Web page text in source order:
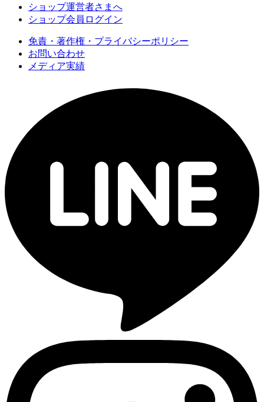
ショップ運営者さまへ
ショップ会員ログイン
免責・著作権・プライバシーポリシー
お問い合わせ
メディア実績